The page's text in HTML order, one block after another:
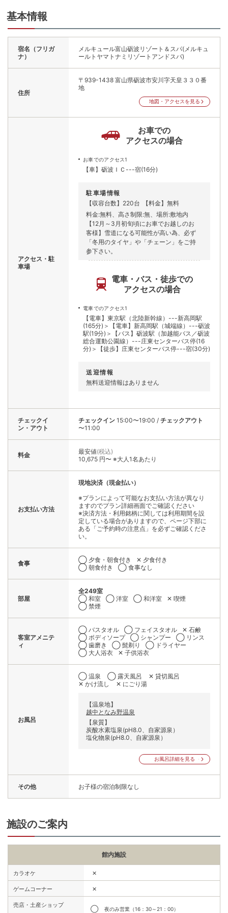
基本情報
宿名（フリガ
ナ）
メルキュール富山砺波リゾート＆スパ(メルキュ
ールトヤマトナミリゾートアンドスパ)
住所
〒939-1438 富山県砺波市安川字天皇３３０番
地
地図・アクセスを見る
アクセス・駐
車場
お車での
アクセスの場合
お車でのアクセス1
【車】砺波ＩＣ---宿(16分)
駐車場情報
【収容台数】220台
【料金】無料
料金:無料、高さ制限:無、場所:敷地内
【12月～3月初旬頃にお車でお越しのお
客様】雪道になる可能性が高い為、必ず
「冬用のタイヤ」や「チェーン」をご持
参下さい。
電車・バス・徒歩での
アクセスの場合
電車でのアクセス1
【電車】東京駅（北陸新幹線）---新高岡駅
(165分)＞【電車】新高岡駅（城端線）---砺波
駅(19分)＞【バス】砺波駅（加越能バス／砺波
総合運動公園線）---庄東センターバス停(16
分)＞【徒歩】庄東センターバス停---宿(30分)
送迎情報
無料送迎情報はありません
チェックイ
ン・アウト
チェックイン 15:00〜19:00 / チェックアウト
〜11:00
料金 最安値(税込)
10,675 円〜 ※大人1名あたり
お支払い方法
現地決済（現金払い）
※プランによって可能なお支払い方法が異なり
ますのでプラン詳細画面でご確認ください
※決済方法・利用銘柄に関しては利用期間を設
定している場合がありますので、ページ下部に
ある「ご予約時の注意点」を必ずご確認くださ
い。
食事 ◯ 夕食・朝食付き
✕ 夕食付き
◯ 朝食付き
◯ 食事なし
部屋
全249室
◯ 和室
◯ 洋室 ◯ 和洋室
✕ 喫煙
◯ 禁煙
客室アメニテ
ィ
◯ バスタオル ◯ フェイスタオル
✕ 石鹸
◯ ボディソープ
◯ シャンプー
◯ リンス
◯ 歯磨き
◯ 髭剃り
◯ ドライヤー
◯ 大人浴衣
✕ 子供浴衣
お風呂
◯ 温泉 ◯ 露天風呂
✕ 貸切風呂
✕ かけ流し
✕ にごり湯
【温泉地】
越中となみ野温泉
【泉質】
炭酸水素塩泉(pH8.0、自家源泉）
塩化物泉(pH8.0、自家源泉）
お風呂詳細を見る
その他 お子様の宿泊制限なし
施設のご案内
館内施設
カラオケ ✕
ゲームコーナー ✕
売店・土産ショップ
◯ 夜のみ営業（16：30～21：00）